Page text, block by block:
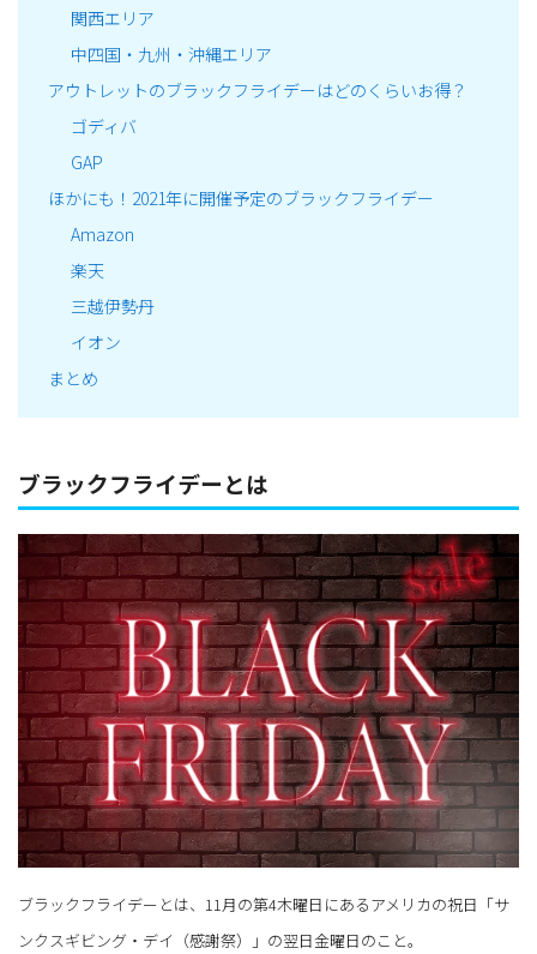
関西エリア
中四国・九州・沖縄エリア
アウトレットのブラックフライデーはどのくらいお得？
ゴディバ
GAP
ほかにも！2021年に開催予定のブラックフライデー
Amazon
楽天
三越伊勢丹
イオン
まとめ
ブラックフライデーとは
ブラックフライデーとは、11月の第4木曜日にあるアメリカの祝日「サ
ンクスギビング・デイ（感謝祭）」の翌日金曜日のこと。